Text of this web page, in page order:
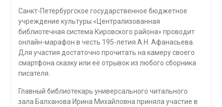
Санкт-Петербургское государственное бюджетное
учреждение культуры «Централизованная
библиотечная система Кировского района» проводит
онлайн-марафон в честь 195-летия А.Н. Афанасьева.
Для участия достаточно прочитать на камеру своего
смартфона сказку или её отрывок из любого сборника
писателя.
Главный библиотекарь универсального читального
зала Балханова Ирина Михайловна приняла участие в